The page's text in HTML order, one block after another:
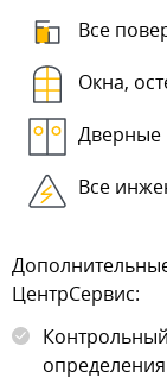
Все
Окна,
Дверные
Все
ЦентрСервис: